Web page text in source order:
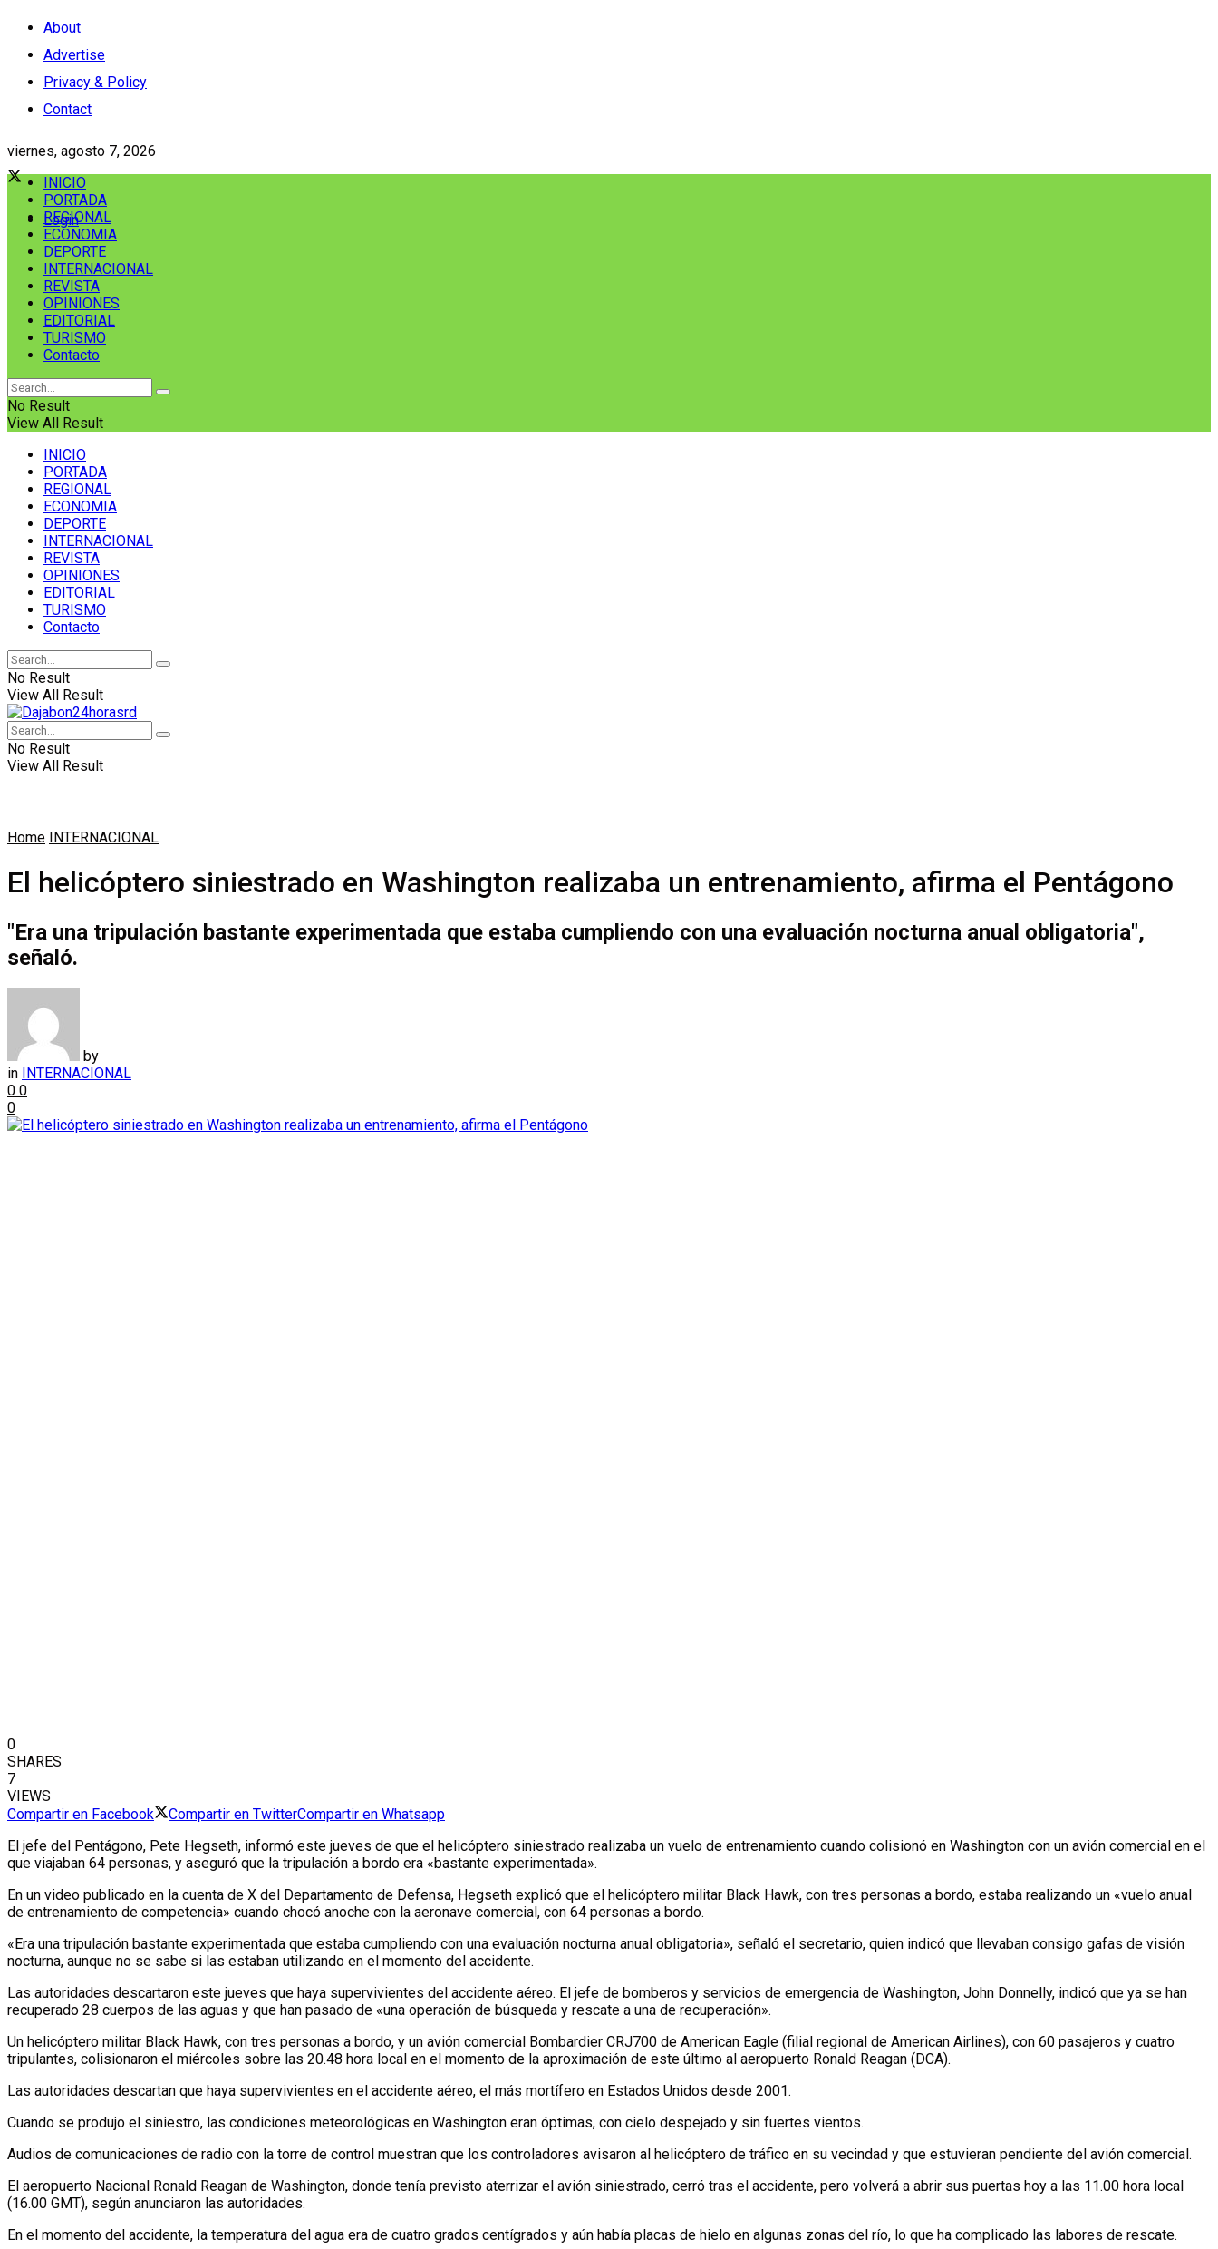
About
Advertise
Privacy & Policy
Contact
viernes, agosto 7, 2026
Login
INICIO
PORTADA
REGIONAL
ECONOMIA
DEPORTE
INTERNACIONAL
REVISTA
OPINIONES
EDITORIAL
TURISMO
Contacto
No Result
View All Result
INICIO
PORTADA
REGIONAL
ECONOMIA
DEPORTE
INTERNACIONAL
REVISTA
OPINIONES
EDITORIAL
TURISMO
Contacto
No Result
View All Result
No Result
View All Result
Home INTERNACIONAL
El helicóptero siniestrado en Washington realizaba un entrenamiento, afirma el Pentágono
"Era una tripulación bastante experimentada que estaba cumpliendo con una evaluación nocturna anual obligatoria",
señaló.
by
in INTERNACIONAL
0 0
0
0
SHARES
7
VIEWS
Compartir en Facebook
Compartir en TwitterCompartir en Whatsapp
El jefe del Pentágono, Pete Hegseth, informó este jueves de que el helicóptero siniestrado realizaba un vuelo de entrenamiento cuando colisionó en Washington con un avión comercial en el
que viajaban 64 personas, y aseguró que la tripulación a bordo era «bastante experimentada».
En un video publicado en la cuenta de X del Departamento de Defensa, Hegseth explicó que el helicóptero militar Black Hawk, con tres personas a bordo, estaba realizando un «vuelo anual
de entrenamiento de competencia» cuando chocó anoche con la aeronave comercial, con 64 personas a bordo.
«Era una tripulación bastante experimentada que estaba cumpliendo con una evaluación nocturna anual obligatoria», señaló el secretario, quien indicó que llevaban consigo gafas de visión
nocturna, aunque no se sabe si las estaban utilizando en el momento del accidente.
Las autoridades descartaron este jueves que haya supervivientes del accidente aéreo. El jefe de bomberos y servicios de emergencia de Washington, John Donnelly, indicó que ya se han
recuperado 28 cuerpos de las aguas y que han pasado de «una operación de búsqueda y rescate a una de recuperación».
Un helicóptero militar Black Hawk, con tres personas a bordo, y un avión comercial Bombardier CRJ700 de American Eagle (filial regional de American Airlines), con 60 pasajeros y cuatro
tripulantes, colisionaron el miércoles sobre las 20.48 hora local en el momento de la aproximación de este último al aeropuerto Ronald Reagan (DCA).
Las autoridades descartan que haya supervivientes en el accidente aéreo, el más mortífero en Estados Unidos desde 2001.
Cuando se produjo el siniestro, las condiciones meteorológicas en Washington eran óptimas, con cielo despejado y sin fuertes vientos.
Audios de comunicaciones de radio con la torre de control muestran que los controladores avisaron al helicóptero de tráfico en su vecindad y que estuvieran pendiente del avión comercial.
El aeropuerto Nacional Ronald Reagan de Washington, donde tenía previsto aterrizar el avión siniestrado, cerró tras el accidente, pero volverá a abrir sus puertas hoy a las 11.00 hora local
(16.00 GMT), según anunciaron las autoridades.
En el momento del accidente, la temperatura del agua era de cuatro grados centígrados y aún había placas de hielo en algunas zonas del río, lo que ha complicado las labores de rescate.